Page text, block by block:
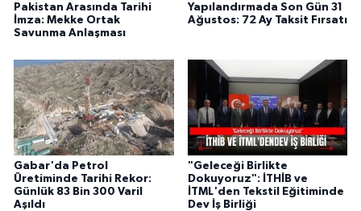
Pakistan Arasında Tarihi
İmza: Mekke Ortak
Savunma Anlaşması
Yapılandırmada Son Gün 31
Ağustos: 72 Ay Taksit Fırsatı
Gabar'da Petrol
Üretiminde Tarihi Rekor:
Günlük 83 Bin 300 Varil
Aşıldı
"Geleceği Birlikte
Dokuyoruz": İTHİB ve
İTML'den Tekstil Eğitiminde
Dev İş Birliği